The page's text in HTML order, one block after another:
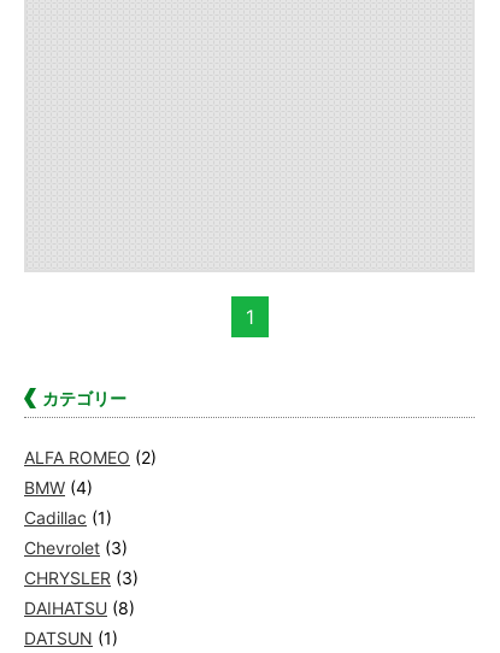
1
カテゴリー
ALFA ROMEO (2)
BMW (4)
Cadillac (1)
Chevrolet (3)
CHRYSLER (3)
DAIHATSU (8)
DATSUN (1)